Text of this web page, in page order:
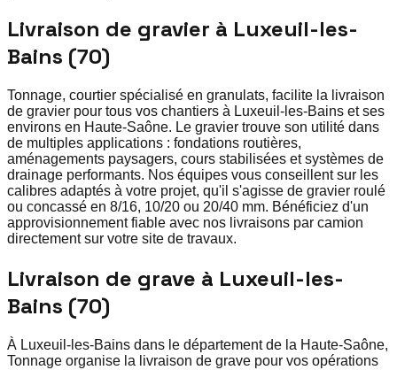
Livraison de gravier à Luxeuil-les-
Bains (70)
Tonnage, courtier spécialisé en granulats, facilite la livraison
de gravier pour tous vos chantiers à Luxeuil-les-Bains et ses
environs en Haute-Saône. Le gravier trouve son utilité dans
de multiples applications : fondations routières,
aménagements paysagers, cours stabilisées et systèmes de
drainage performants. Nos équipes vous conseillent sur les
calibres adaptés à votre projet, qu'il s'agisse de gravier roulé
ou concassé en 8/16, 10/20 ou 20/40 mm. Bénéficiez d'un
approvisionnement fiable avec nos livraisons par camion
directement sur votre site de travaux.
Livraison de grave à Luxeuil-les-
Bains (70)
À Luxeuil-les-Bains dans le département de la Haute-Saône,
Tonnage organise la livraison de grave pour vos opérations